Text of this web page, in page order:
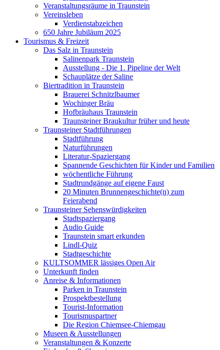
Veranstaltungsräume in Traunstein
Vereinsleben
Verdienstabzeichen
650 Jahre Jubiläum 2025
Tourismus & Freizeit
Das Salz in Traunstein
Salinenpark Traunstein
Ausstellung - Die 1. Pipeline der Welt
Schauplätze der Saline
Biertradition in Traunstein
Brauerei Schnitzlbaumer
Wochinger Bräu
Hofbräuhaus Traunstein
Traunsteiner Braukultur früher und heute
Traunsteiner Stadtführungen
Stadtführung
Naturführungen
Literatur-Spaziergang
Spannende Geschichten für Kinder und Familien
wöchentliche Führung
Stadtrundgänge auf eigene Faust
20 Minuten Brunnengeschichte(n) zum
Feierabend
Traunsteiner Sehenswürdigkeiten
Stadtspaziergang
Audio Guide
Traunstein smart erkunden
Lindl-Quiz
Stadtgeschichte
KULTSOMMER lässiges Open Air
Unterkunft finden
Anreise & Informationen
Parken in Traunstein
Prospektbestellung
Tourist-Information
Tourismuspartner
Die Region Chiemsee-Chiemgau
Museen & Ausstellungen
Veranstaltungen & Konzerte